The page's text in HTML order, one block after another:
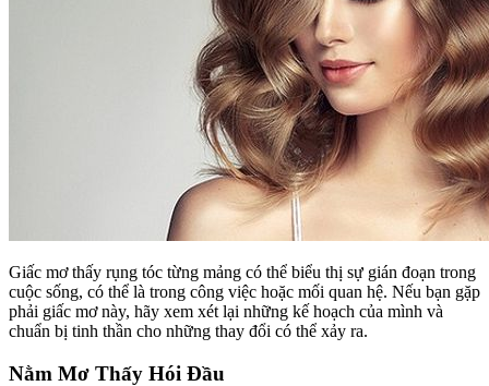
Giấc mơ thấy rụng tóc từng mảng có thể biểu thị sự gián đoạn trong
cuộc sống, có thể là trong công việc hoặc mối quan hệ. Nếu bạn gặp
phải giấc mơ này, hãy xem xét lại những kế hoạch của mình và
chuẩn bị tinh thần cho những thay đổi có thể xảy ra.
Nằm Mơ Thấy Hói Đầu